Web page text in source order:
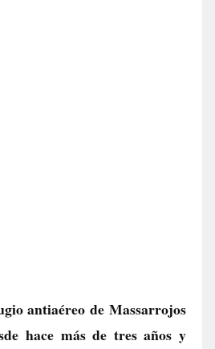
antiaéreo de Massarrojos
hace más de tres años y